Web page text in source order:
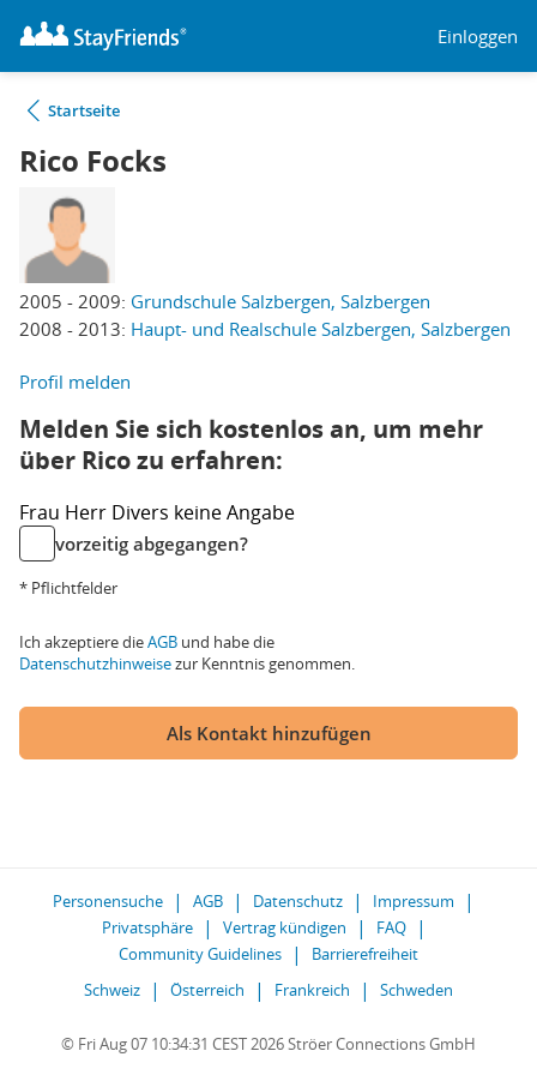
Einloggen
Startseite
Rico Focks
2005 - 2009: Grundschule Salzbergen, Salzbergen
2008 - 2013: Haupt- und Realschule Salzbergen, Salzbergen
Profil melden
Melden Sie sich kostenlos an, um mehr
über Rico zu erfahren:
Frau Herr Divers keine Angabe
vorzeitig abgegangen?
* Pflichtfelder
Ich akzeptiere dieAGB und habe die
Datenschutzhinweisezur Kenntnis genommen.
Als Kontakt hinzufügen
Personensuche AGB Datenschutz
Impressum
Privatsphäre
Vertrag kündigen
FAQ
Community Guidelines
Barrierefreiheit
Schweiz
Österreich Frankreich Schweden
© Fri Aug 07 10:34:31 CEST 2026 Ströer Connections GmbH